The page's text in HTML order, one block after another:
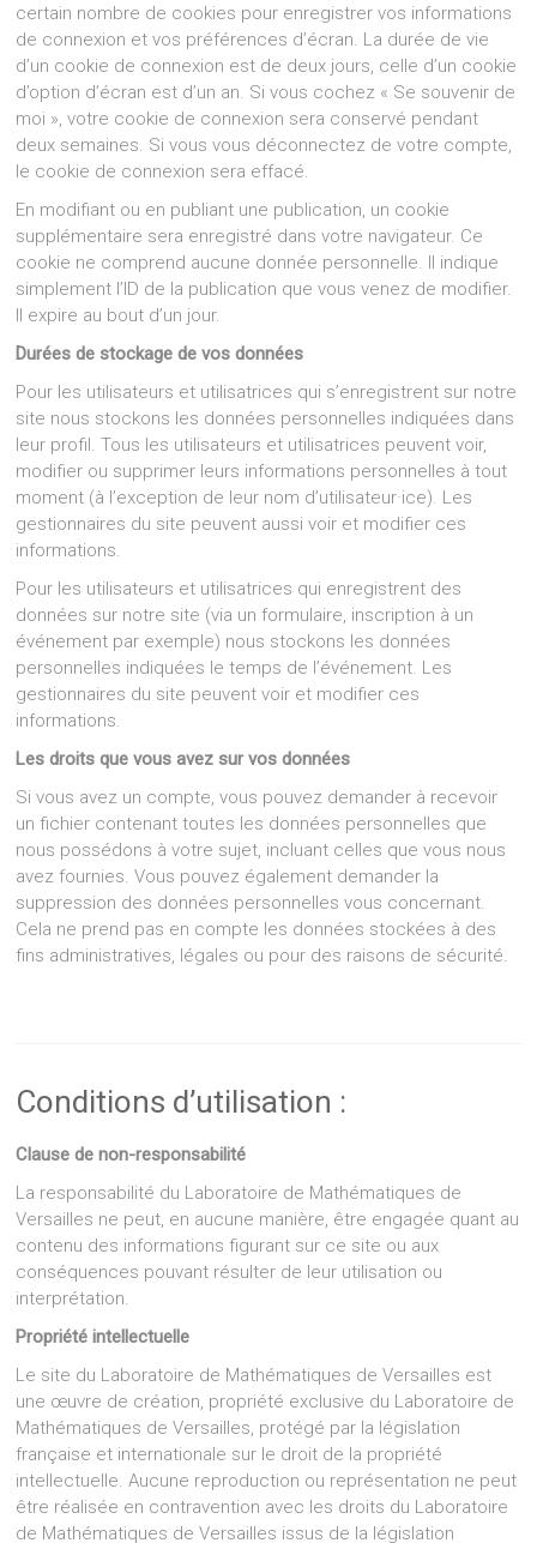
certain nombre de cookies pour enregistrer vos informations
de connexion et vos préférences d’écran. La durée de vie
d’un cookie de connexion est de deux jours, celle d’un cookie
d’option d’écran est d’un an. Si vous cochez « Se souvenir de
moi », votre cookie de connexion sera conservé pendant
deux semaines. Si vous vous déconnectez de votre compte,
le cookie de connexion sera effacé.
En modifiant ou en publiant une publication, un cookie
supplémentaire sera enregistré dans votre navigateur. Ce
cookie ne comprend aucune donnée personnelle. Il indique
simplement l’ID de la publication que vous venez de modifier.
Il expire au bout d’un jour.
Durées de stockage de vos données
Pour les utilisateurs et utilisatrices qui s’enregistrent sur notre
site nous stockons les données personnelles indiquées dans
leur profil. Tous les utilisateurs et utilisatrices peuvent voir,
modifier ou supprimer leurs informations personnelles à tout
moment (à l’exception de leur nom d’utilisateur·ice). Les
gestionnaires du site peuvent aussi voir et modifier ces
informations.
Pour les utilisateurs et utilisatrices qui enregistrent des
données sur notre site (via un formulaire, inscription à un
événement par exemple) nous stockons les données
personnelles indiquées le temps de l’événement. Les
gestionnaires du site peuvent voir et modifier ces
informations.
Les droits que vous avez sur vos données
Si vous avez un compte, vous pouvez demander à recevoir
un fichier contenant toutes les données personnelles que
nous possédons à votre sujet, incluant celles que vous nous
avez fournies. Vous pouvez également demander la
suppression des données personnelles vous concernant.
Cela ne prend pas en compte les données stockées à des
fins administratives, légales ou pour des raisons de sécurité.
Conditions d’utilisation :
Clause de non-responsabilité
La responsabilité du Laboratoire de Mathématiques de
Versailles ne peut, en aucune manière, être engagée quant au
contenu des informations figurant sur ce site ou aux
conséquences pouvant résulter de leur utilisation ou
interprétation.
Propriété intellectuelle
Le site du Laboratoire de Mathématiques de Versailles est
une œuvre de création, propriété exclusive du Laboratoire de
Mathématiques de Versailles, protégé par la législation
française et internationale sur le droit de la propriété
intellectuelle. Aucune reproduction ou représentation ne peut
être réalisée en contravention avec les droits du Laboratoire
de Mathématiques de Versailles issus de la législation